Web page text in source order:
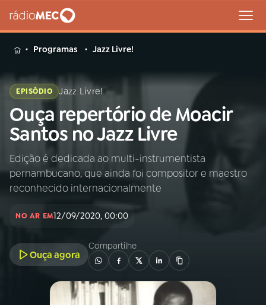
MENU
Buscar
na
Rádio
MEC
Buscar
Início AO VIVO
01INÍCIO
02A RÁDIO
PROGRAMAÇÃO
Programas Jazz Livre!
EPISÓDIO Jazz Livre!
Ouça repertório de Moacir
Santos no Jazz Livre
Edição é dedicada ao multi-instrumentista
pernambucano, que ainda foi compositor e maestro
reconhecido internacionalmente
NO AR EM12/09/2020, 00:00
Ouça agora
Compartilhe